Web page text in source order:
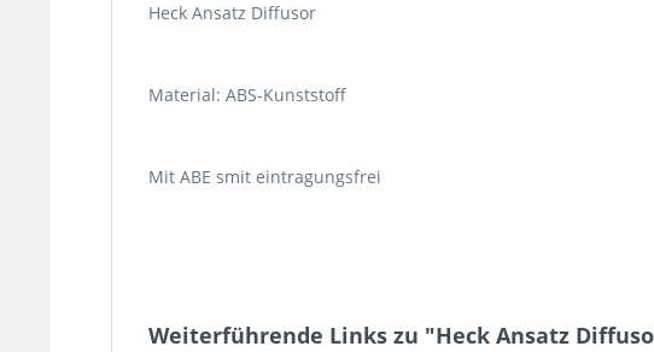
Heck Ansatz Diffusor
Material: ABS-Kunststoff
Mit ABE smit eintragungsfrei
Weiterführende Links zu "Heck Ansatz